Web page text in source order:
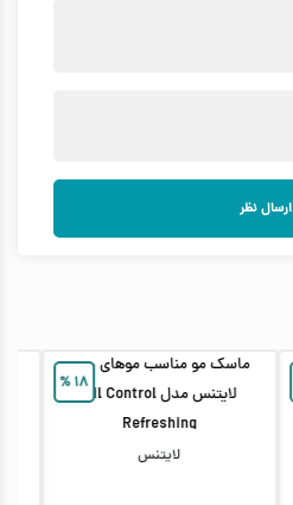
ارسال نظر
۱۸%
ماسک مو مناسب موهای چرب
لایتنس مدل Oil Control
Refreshing
لایتنس